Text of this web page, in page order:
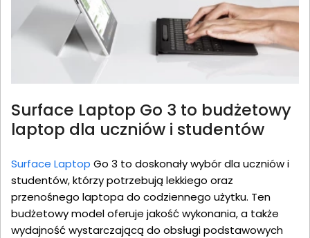
Surface Laptop Go 3 to budżetowy
laptop dla uczniów i studentów
Surface Laptop Go 3 to doskonały wybór dla uczniów i
studentów, którzy potrzebują lekkiego oraz
przenośnego laptopa do codziennego użytku. Ten
budżetowy model oferuje jakość wykonania, a także
wydajność wystarczającą do obsługi podstawowych